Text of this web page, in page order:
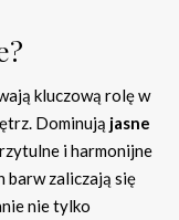
kluczową rolę w
Dominują jasne
i harmonijne
barw zaliczają się
nie tylko